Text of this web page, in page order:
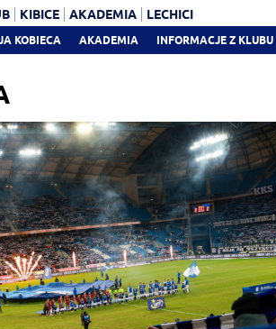
KOBIECA AKADEMIA INFORMACJE Z KLUBU
KIBICE AKADEMIA LECHICI